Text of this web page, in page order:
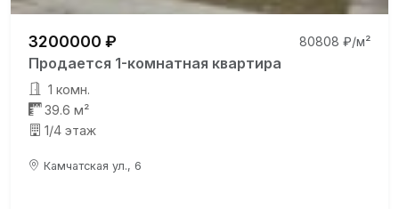
3200000 ₽ 80808 ₽/м²
Продается 1-комнатная квартира
1 комн.
39.6 м²
1/4 этаж
Камчатская ул., 6